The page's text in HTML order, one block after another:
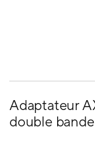
Adaptateur
double bande